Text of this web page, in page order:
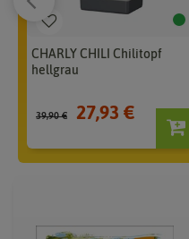
CHARLY CHILI Chilitopf
hellgrau
39,90 € 27,93 €